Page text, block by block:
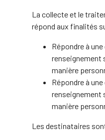
La collecte et le
répond aux finalités
Répondre à
renseignement
manière
Répondre à
renseignement
manière
Les destinataires